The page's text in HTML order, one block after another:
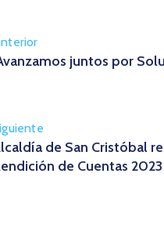
juntos por
de San Cristóbal
de Cuentas 2023